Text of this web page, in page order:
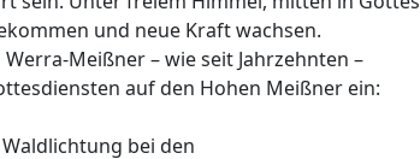
und neue Kraft wachsen.
Meißner – wie seit Jahrzehnten –
auf den Hohen Meißner ein:
bei den